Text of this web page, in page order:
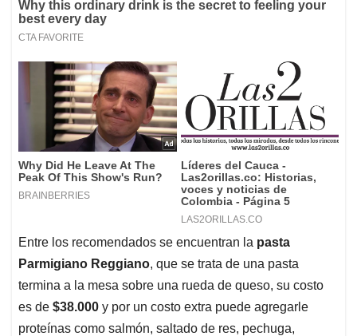
Entre los recomendados se encuentran la pasta
Parmigiano Reggiano, que se trata de una pasta
termina a la mesa sobre una rueda de queso, su costo
es de $38.000 y por un costo extra puede agregarle
proteínas como salmón, saltado de res, pechuga,